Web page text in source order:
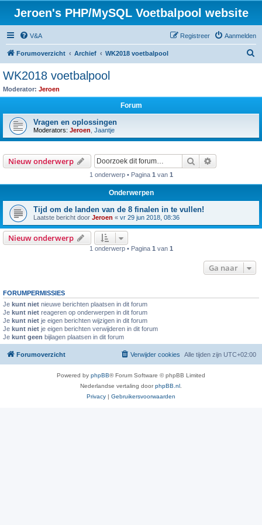
Jeroen's PHP/MySQL Voetbalpool website
V&A Aanmelden
Registreer
Forumoverzicht Archief WK2018 voetbalpool
WK2018 voetbalpool
Moderator: Jeroen
Forum
Vragen en oplossingen
Moderators: Jeroen Jaantje
Nieuw onderwerp Zoek
1 onderwerp • Pagina 1 van 1
Onderwerpen
Tijd om de landen van de 8 finalen in te vullen!
Laatste bericht door Jeroen « vr 29 jun 2018, 08:36
Nieuw onderwerp
1 onderwerp • Pagina 1 van 1
Ga naar
FORUMPERMISSIES
Je kunt niet nieuwe berichten plaatsen in dit forum
Je kunt niet reageren op onderwerpen in dit forum
Je kunt niet je eigen berichten wijzigen in dit forum
Je kunt niet je eigen berichten verwijderen in dit forum
Je kunt geen bijlagen plaatsen in dit forum
Forumoverzicht Alle tijden zijn UTC+02:00
Verwijder cookies
Powered by phpBB® Forum Software © phpBB Limited
Nederlandse vertaling doorphpBB.nl
Privacy | Gebruikersvoorwaarden